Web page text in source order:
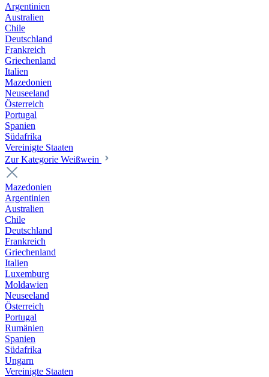
Argentinien
Australien
Chile
Deutschland
Frankreich
Griechenland
Italien
Mazedonien
Neuseeland
Österreich
Portugal
Spanien
Südafrika
Vereinigte Staaten
Zur Kategorie Weißwein
Mazedonien
Argentinien
Australien
Chile
Deutschland
Frankreich
Griechenland
Italien
Luxemburg
Moldawien
Neuseeland
Österreich
Portugal
Rumänien
Spanien
Südafrika
Ungarn
Vereinigte Staaten